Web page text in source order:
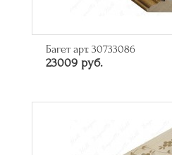
Багет арт. 30733086
23009 руб.